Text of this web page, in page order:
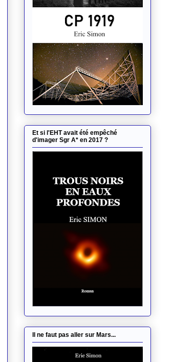
Et si l'EHT avait été empêché
d'imager Sgr A* en 2017 ?
Il ne faut pas aller sur Mars...